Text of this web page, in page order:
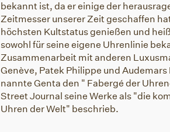
bekannt ist, da er einige der
Zeitmesser unserer Zeit geschaffen
höchsten Kultstatus genießen und
sowohl für seine eigene Uhrenlinie
Zusammenarbeit mit anderen
Genève, Patek Philippe und
nannte Genta den " Fabergé der
Street Journal seine Werke als "die
Uhren der Welt" beschrieb.